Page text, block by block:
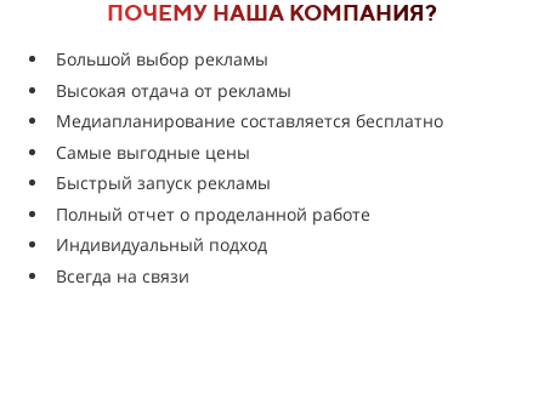
ПОЧЕМУ НАША КОМПАНИЯ?
Большой выбор рекламы
Высокая отдача от рекламы
Медиапланирование составляется бесплатно
Самые выгодные цены
Быстрый запуск рекламы
Полный отчет о проделанной работе
Индивидуальный подход
Всегда на связи